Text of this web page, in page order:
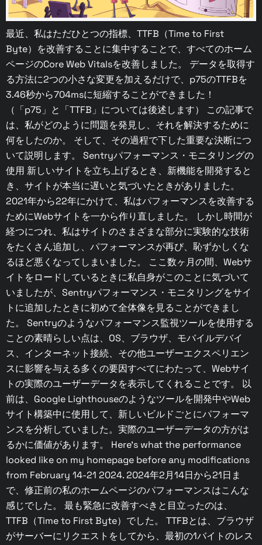
最近、私はただひとつの指標、TTFB（Time to First
Byte）を改善することに集中することで、すべてのホーム
ページのCore Web Vitalsを改善しました。 データを取得す
る方法に2つの小さな変更を加えるだけで、p75のTTFBを
3.46秒から704msに短縮することができました！
（「p75」と「TTFB」については後述します） この記事で
は、私がどのように問題を発見し、それを解決するために
何をしたのか。 そして、その過程で下した重要な決断につ
いて説明します。 Sentryパフォーマンス・モニタリングの
使用 新しいサイトを立ち上げるとき、新機能を開発すると
き、サイトが本当に遅いと気づいたときがありました。
2021年から22年にかけて、私はパフォーマンスを改善する
ためにWebサイトを一から作り直しました。 しかし時間が
経つにつれ、私はサイトのさまざまな部分に実験的な技術
をたくさん追加し、パフォーマンスが再び、恥ずかしくな
るほど悪くなってしまいました。 ここ数ヶ月の間、Webサ
イトをロードしているときに私自身がこのことに気づいて
いましたが、Sentryパフォーマンス・モニタリングをサイ
トに追加したときに初めて全体像を見ることができまし
た。 Sentryのようなパフォーマンス監視ツールを使用する
ことの素晴らしい点は、OS、ブラウザ、モバイルデバイ
ス、インターネット接続、その他ユーザーエクスペリエン
スに影響を与える多くの要因すべてにわたって、Webサイ
トの実際のユーザーデータを表示してくれることです。 以
前は、Google Lighthouseのようなツールを開発中やWeb
サイト構築中に使用して、新しいビルドごとにパフォーマ
ンスを分析していました。実際のユーザーデータの方がは
るかに価値があります。 Here’s what the performance
looked like on my homepage before any modifications
from February 14-21 2024. 2024年2月14日から21日ま
で、修正前の私のホームページのパフォーマンスはこんな
感じでした。 最も緊急に改善すべきと目立ったのは、
TTFB（Time to First Byte）でした。 TTFBとは、ブラウザ
がサーバーにリクエストをしてから、最初の1バイトのレス